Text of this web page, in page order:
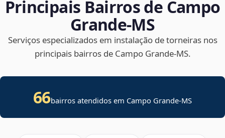
Principais Bairros de Campo
Grande‑MS
Serviços especializados em instalação de torneiras nos
principais bairros de Campo Grande‑MS.
66bairros atendidos em Campo Grande-MS